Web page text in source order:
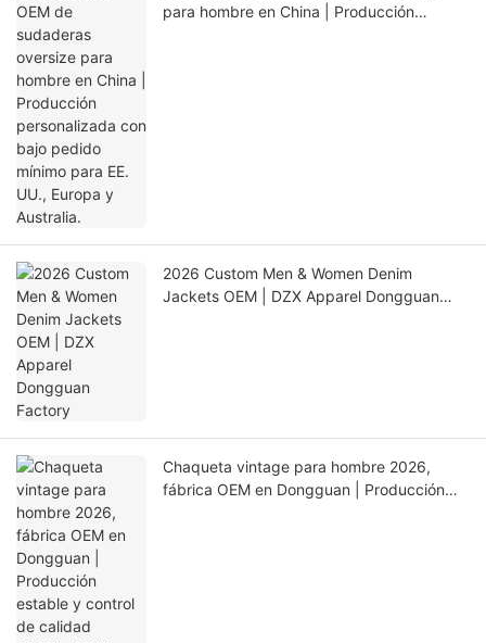
para hombre en China | Producción
2026 Custom Men & Women Denim
Jackets OEM | DZX Apparel Dongguan
Chaqueta vintage para hombre 2026,
fábrica OEM en Dongguan | Producción